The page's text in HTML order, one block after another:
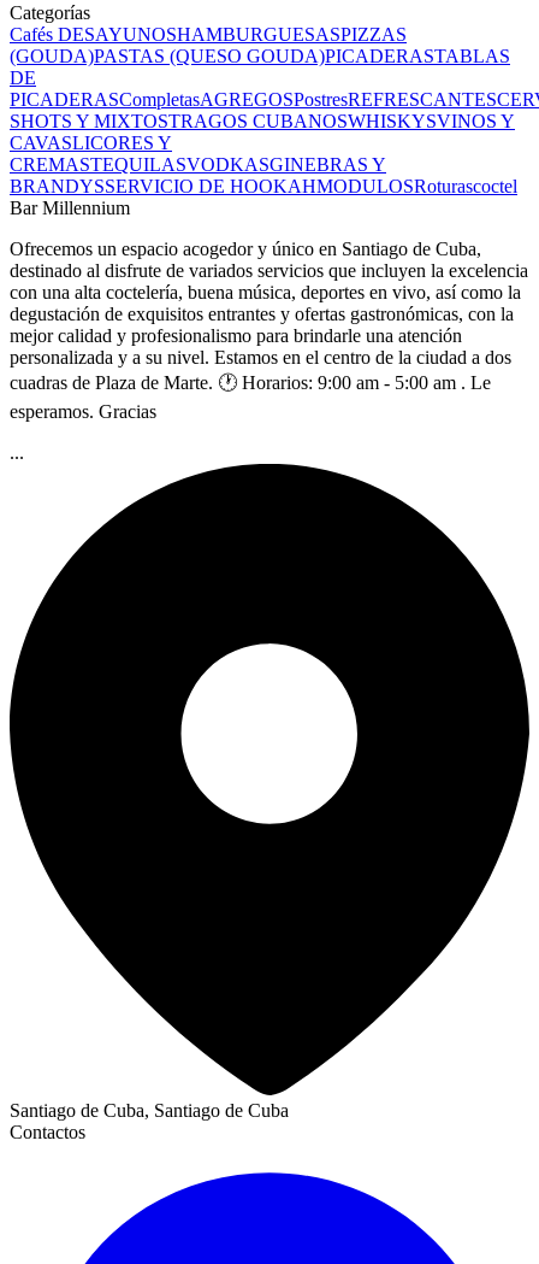
Categorías
Cafés DESAYUNOSHAMBURGUESASPIZZAS
(GOUDA)PASTAS (QUESO GOUDA)PICADERASTABLAS
DE
PICADERASCompletasAGREGOSPostresREFRESCANTES
SHOTS Y MIXTOSTRAGOS CUBANOSWHISKYSVINOS Y
CAVASLICORES Y
CREMASTEQUILASVODKASGINEBRAS Y
BRANDYSSERVICIO DE HOOKAHMODULOSRoturascoctel
Bar Millennium
Ofrecemos un espacio acogedor y único en Santiago de Cuba,
destinado al disfrute de variados servicios que incluyen la excelencia
con una alta coctelería, buena música, deportes en vivo, así como la
degustación de exquisitos entrantes y ofertas gastronómicas, con la
mejor calidad y profesionalismo para brindarle una atención
personalizada y a su nivel. Estamos en el centro de la ciudad a dos
cuadras de Plaza de Marte. 🕐 Horarios: 9:00 am - 5:00 am . Le
esperamos. Gracias
...
Santiago de Cuba, Santiago de Cuba
Contactos